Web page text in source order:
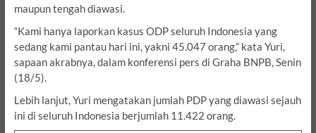
maupun tengah diawasi.
“Kami hanya laporkan kasus ODP seluruh Indonesia yang
sedang kami pantau hari ini, yakni 45.047 orang,” kata Yuri,
sapaan akrabnya, dalam konferensi pers di Graha BNPB, Senin
(18/5).
Lebih lanjut, Yuri mengatakan jumlah PDP yang diawasi sejauh
ini di seluruh Indonesia berjumlah 11.422 orang.